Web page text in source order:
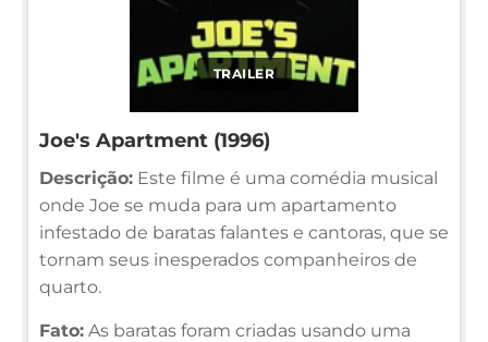
TRAILER
Joe's Apartment (1996)
Descrição: Este filme é uma comédia musical
onde Joe se muda para um apartamento
infestado de baratas falantes e cantoras, que se
tornam seus inesperados companheiros de
quarto.
Fato: As baratas foram criadas usando uma